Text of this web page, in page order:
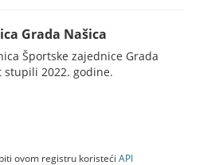
Grada Našica
Športske zajednice Grada
stupili 2022. godine.
ovom registru koristeći API